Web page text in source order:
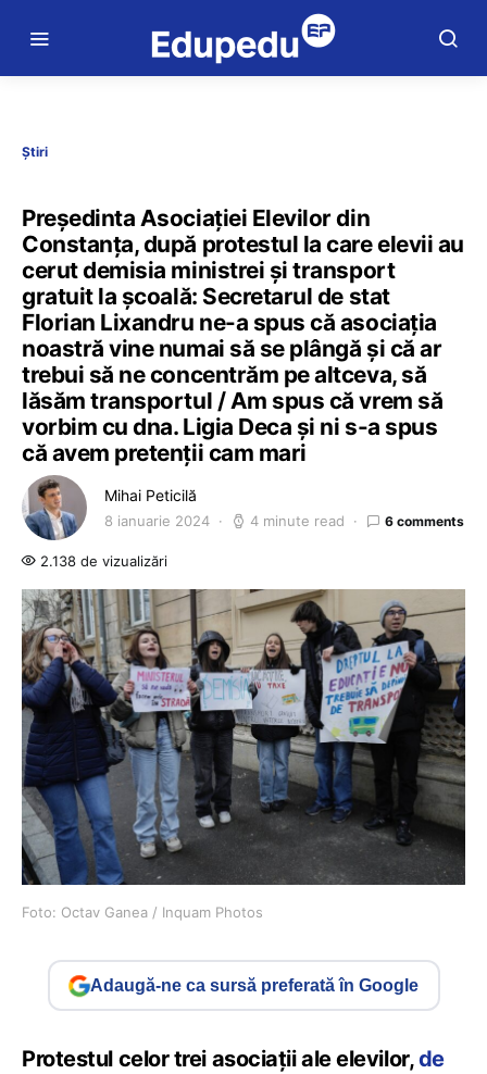
Știri
Președinta Asociației Elevilor din
Constanța, după protestul la care elevii au
cerut demisia ministrei și transport
gratuit la școală: Secretarul de stat
Florian Lixandru ne-a spus că asociația
noastră vine numai să se plângă și că ar
trebui să ne concentrăm pe altceva, să
lăsăm transportul / Am spus că vrem să
vorbim cu dna. Ligia Deca și ni s-a spus
că avem pretenții cam mari
Mihai Peticilă
8 ianuarie 2024 4 minute read 6 comments
2.138 de vizualizări
Foto: Octav Ganea / Inquam Photos
Adaugă-ne ca sursă preferată în Google
Protestul celor trei asociații ale elevilor,de